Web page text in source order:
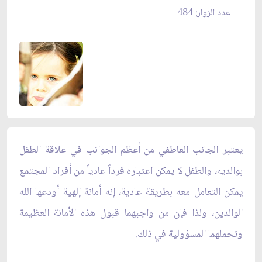
عدد الزوار: 484
يعتبر الجانب العاطفي من أعظم الجوانب في علاقة الطفل
بوالديه، والطفل لا يمكن اعتباره فرداً عادياً من أفراد المجتمع
يمكن التعامل معه بطريقة عادية، إنه أمانة إلهية أودعها الله
الوالدين، ولذا فإن من واجبهما قبول هذه الأمانة العظيمة
وتحملهما المسؤولية في ذلك.